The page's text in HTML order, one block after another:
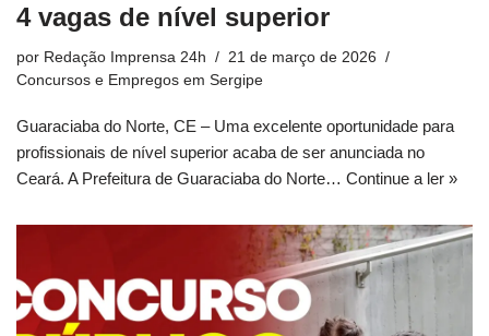
4 vagas de nível superior
por Redação Imprensa 24h
21 de março de 2026
Concursos e Empregos em Sergipe
Guaraciaba do Norte, CE – Uma excelente oportunidade para
profissionais de nível superior acaba de ser anunciada no
Ceará. A Prefeitura de Guaraciaba do Norte… Continue a ler »